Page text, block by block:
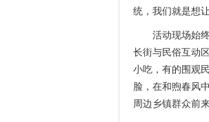
统，我们就是想
活动现场始终
长街与民俗互动
小吃，有的围观
脸，在和煦春风
周边乡镇群众前